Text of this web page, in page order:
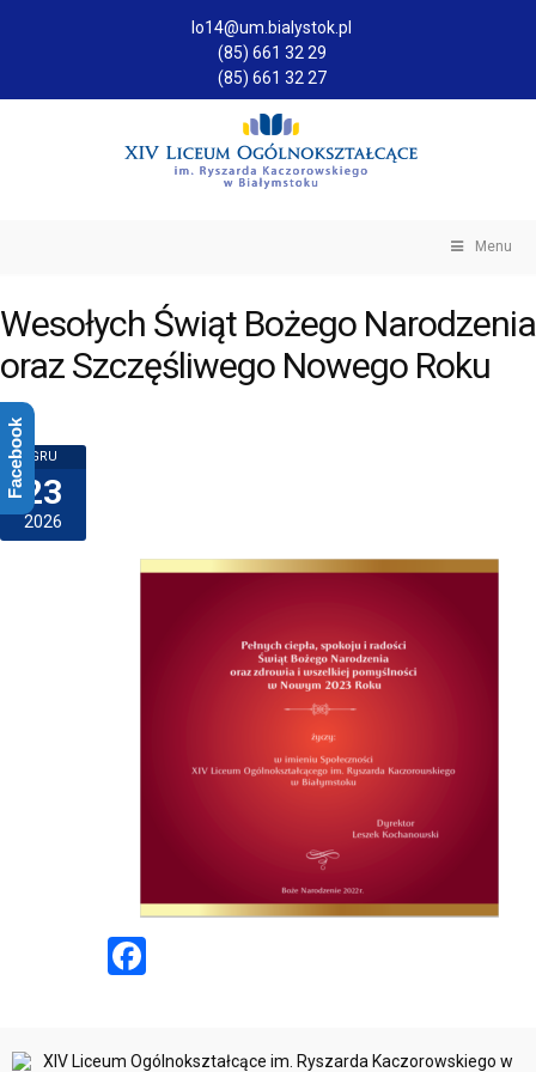
lo14@um.bialystok.pl
(85) 661 32 29
(85) 661 32 27
Menu
Wesołych Świąt Bożego Narodzenia
oraz Szczęśliwego Nowego Roku
GRU
23
2026
Facebook